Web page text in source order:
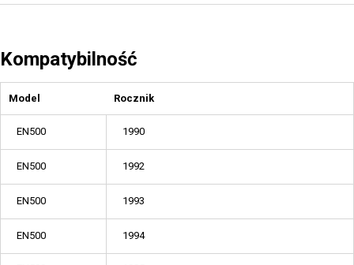
Kompatybilność
Model Rocznik
EN500 1990
EN500 1992
EN500 1993
EN500 1994